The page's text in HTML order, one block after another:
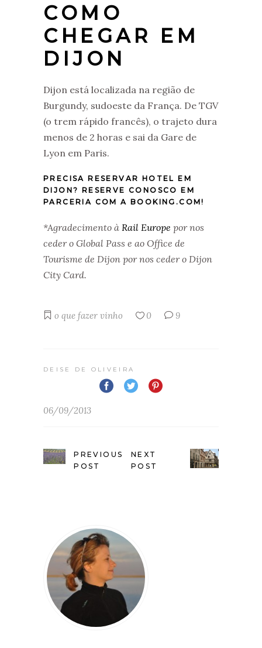
COMO
CHEGAR EM
DIJON
Dijon está localizada na região de
Burgundy, sudoeste da França. De TGV
(o trem rápido francês), o trajeto dura
menos de 2 horas e sai da Gare de
Lyon em Paris.
PRECISA RESERVAR HOTEL EM
DIJON? RESERVE CONOSCO EM
PARCERIA COM A BOOKING.COM!
*Agradecimento à Rail Europe por nos
ceder o Global Pass e ao Office de
Tourisme de Dijon por nos ceder o Dijon
City Card.
o que fazer vinho 0 9
DEISE DE OLIVEIRA
06/09/2013
PREVIOUS
POST
NEXT
POST